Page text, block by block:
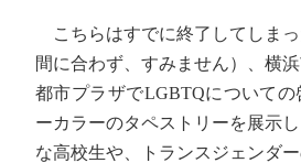
こちらはすでに終了してしま
間に合わず、すみません）、横
都市プラザでLGBTQについて
ーカラーのタペストリーを展示
な高校生や、トランスジェンダ